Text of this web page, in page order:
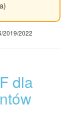
2019/2022
dla